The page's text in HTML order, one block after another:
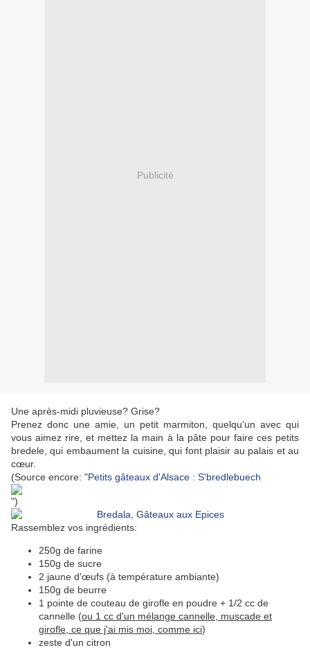
Publicité
Une après-midi pluvieuse? Grise?
Prenez donc une amie, un petit marmiton, quelqu'un avec qui
vous aimez rire, et mettez la main à la pâte pour faire ces petits
bredele, qui embaument la cuisine, qui font plaisir au palais et au
cœur.
(Source encore: "Petits gâteaux d'Alsace : S'bredlebuech
")
Rassemblez vos ingrédients:
250g de farine
150g de sucre
2 jaune d'œufs (à température ambiante)
150g de beurre
1 pointe de couteau de girofle en poudre + 1/2 cc de
cannelle (ou 1 cc d'un mélange cannelle, muscade et
girofle, ce que j'ai mis moi, comme ici)
zeste d'un citron